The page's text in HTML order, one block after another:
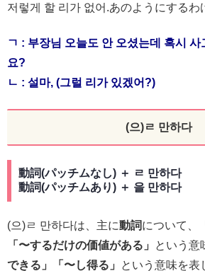
저렇게 할 리가 없어.あのようにするわ
ㄱ : 부장님 오늘도 안 오셨는데 혹시
요?
ㄴ : 설마, (그럴 리가 있겠어?)
(으)ㄹ 만하다
動詞(パッチムなし) ＋ ㄹ 만하다
動詞(パッチムあり) ＋ 을 만하다
(으)ㄹ 만하다は、主に動詞について、
「〜するだけの価値がある」
という意
できる」「〜し得る」
という意味を表